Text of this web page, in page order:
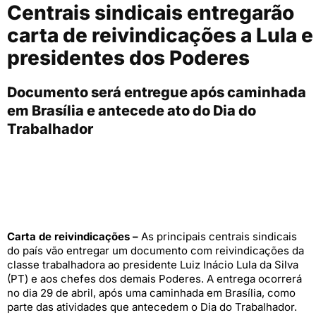
Centrais sindicais entregarão
carta de reivindicações a Lula e
presidentes dos Poderes
Documento será entregue após caminhada
em Brasília e antecede ato do Dia do
Trabalhador
Carta de reivindicações – As principais centrais sindicais
do país vão entregar um documento com reivindicações da
classe trabalhadora ao presidente Luiz Inácio Lula da Silva
(PT) e aos chefes dos demais Poderes. A entrega ocorrerá
no dia 29 de abril, após uma caminhada em Brasília, como
parte das atividades que antecedem o Dia do Trabalhador.